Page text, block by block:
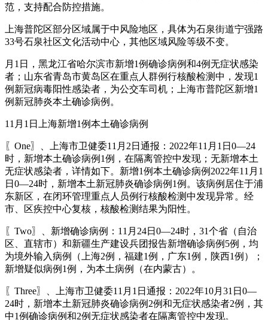
范，支持配合防控措施。
上海普陀区部分区域属于中风险地区，具体为石泉街道宁强路
33号石泉社区文化活动中心，其他区域风险等级不变。
月1日，黑龙江省哈尔滨市新增1例确诊病例和4例无症状感染
者；山东省青岛市黄岛区在重点人群例行核酸检测中，发现1
例新冠病毒阳性感染者，为公交车司机；上海市普陀区新增1
例新冠肺炎本土确诊病例。
11月1日上海新增1例本土确诊病例
〖One〗、上海市卫健委11月2日通报：2022年11月1日0—24
时，新增本土确诊病例1例，在隔离管控中发现；无新增本土
无症状感染者，详情如下。新增1例本土确诊病例2022年11月1
日0—24时，新增本土新冠肺炎确诊病例1例。该病例居住于浦
东新区，在闭环管理重点人员例行核酸检测中发现异常。经
市、区疾控中心复核，核酸检测结果为阳性。
〖Two〗、新增确诊病例：11月24日0—24时，31个省（自治
区、直辖市）和新疆生产建设兵团报告新增确诊病例5例，均
为境外输入病例（上海2例，福建1例，广东1例，陕西1例）；
新增疑似病例1例，为本土病例（在内蒙古）。
〖Three〗、上海市卫健委11月1日通报：2022年10月31日0—
24时，新增本土新冠肺炎确诊病例2例和无症状感染者2例，其
中1例确诊病例和2例无症状感染者在隔离管控中发现。